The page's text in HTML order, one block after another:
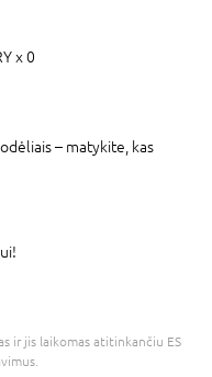
x 0
– matykite, kas
ir jis laikomas atitinkančiu ES